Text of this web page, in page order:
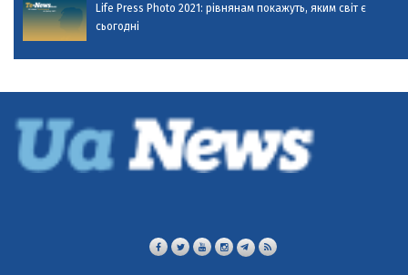
Life Press Photo 2021: рівнянам покажуть, яким світ є
сьогодні